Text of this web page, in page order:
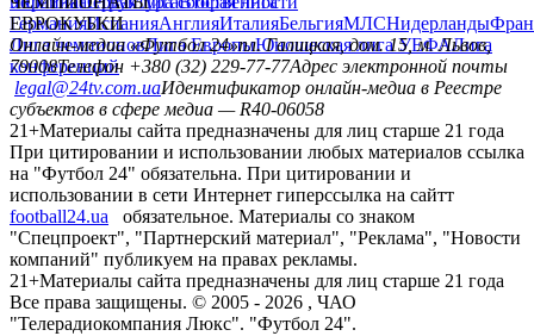
ГерманияИспанияАнглияИталияБельгияМЛСНидерланды
ЕВРОКУБКИ
Лига чемпионовЛига ЕвропыЮношеская лига УЕФАЛига
конференций
Онлайн-медиа «Футбол 24»пл. Галицкая, дом. 15, м. Львов,
79008Телефон +380 (32) 229-77-77Адрес электронной почты
legal@24tv.com.uaИдентификатор онлайн-медиа в Реестре
субъектов в сфере медиа — R40-06058
21+Материалы сайта предназначены для лиц старше 21 года
При цитировании и использовании любых материалов ссылка
на "Футбол 24" обязательна. При цитировании и
использовании в сети Интернет гиперссылка на сайтт
football24.ua
обязательное. Материалы со знаком
"Спецпроект", "Партнерский материал", "Реклама", "Новости
компаний" публикуем на правах рекламы.
21+Материалы сайта предназначены для лиц старше 21 года
Все права защищены. © 2005 - 2026 , ЧАО
"Телерадиокомпания Люкс". "Футбол 24".